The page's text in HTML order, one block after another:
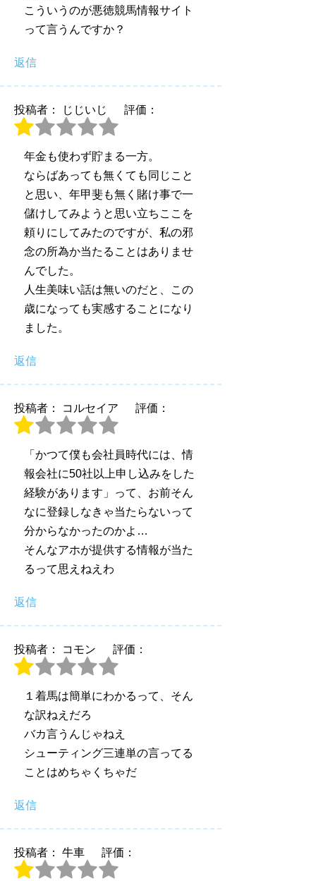
こういうのが悪徳競馬情報サイト
って言うんですか？
返信
投稿者： じじいじ 評価：
年金も使わず貯まる一方。
ならばあっても無くても同じこと
と思い、年甲斐も無く賭け事で一
儲けしてみようと思い立ちここを
頼りにしてみたのですが、私の邪
念の所為か当たることはありませ
んでした。
人生美味い話は無いのだと、この
歳になっても実感することになり
ました。
返信
投稿者： コルセイア 評価：
「かつて僕も会社員時代には、情
報会社に50社以上申し込みをした
経験があります」って、お前そん
なに登録しなきゃ当たらないって
分からなかったのかよ…
そんなアホが提供する情報が当た
るって思えねえわ
返信
投稿者： コモン 評価：
１着馬は簡単にわかるって、そん
な訳ねえだろ
バカ言うんじゃねえ
シューティング三連単の言ってる
ことはめちゃくちゃだ
返信
投稿者： 牛車 評価：